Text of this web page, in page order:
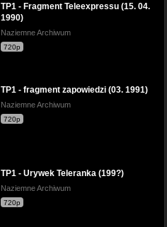
TP1 - Fragment Teleexpressu (15. 04.
1990)
Naziemne Archiwum
720p
TP1 - fragment zapowiedzi (03. 1991)
Naziemne Archiwum
720p
TP1 - Urywek Teleranka (199?)
Naziemne Archiwum
720p